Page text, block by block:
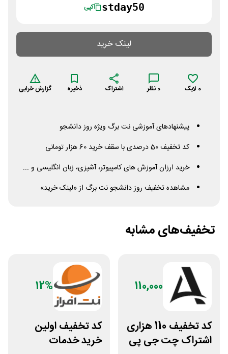
stday50 کپی
لینک خرید
0 لایک 0 نظر اشتراک ذخیره گزارش خرابی
پیشنهادهای آموزشی نت برگ ویژه روز دانشجو
کد تخفیف 50 درصدی با سقف خرید 60 هزار تومانی
خرید ارزان آموزش های کامپیوتر، آشپزی، زبان انگلیسی و ...
مشاهده تخفیف روز دانشجو نت برگ از «لینک خرید»
تخفیف‌های مشابه
110,000
کد تخفیف 110 هزاری
اشتراک چت جی پی
12%
کد تخفیف اولین
خرید خدمات